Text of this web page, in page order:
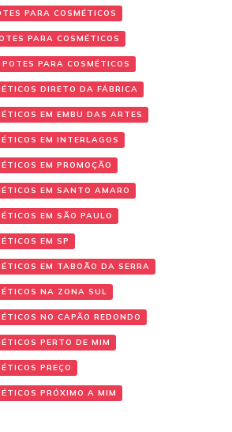
PARA COSMÉTICOS
PARA COSMÉTICOS
PARA COSMÉTICOS
DIRETO DA FÁBRICA
EM EMBU DAS ARTES
EM INTERLAGOS
EM PROMOÇÃO
EM SANTO AMARO
EM SÃO PAULO
EM SP
EM TABOÃO DA SERRA
NA ZONA SUL
NO CAPÃO REDONDO
PERTO DE MIM
PREÇO
PRÓXIMO A MIM